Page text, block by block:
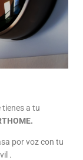
tienes a tu
por voz con tu
.